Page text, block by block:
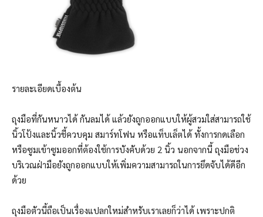
รายละเอียดเบื้องต้น
ถุงมือที่กันหนาวได้ กันลมได้ แล้วยังถูกออกแบบให้ผู้สวมใส่สามารถใช้
นิ้วโป้งและนิ้วชี้ควบคุม สมาร์ทโฟน หรือแท็บเล็ตได้ ทั้งการกดเลือก
หรือซูมเข้าซูมออกที่ต้องใช้การบังคับด้วย 2 นิ้ว นอกจากนี้ ถุงมือช่วง
บริเวณฝ่ามือยังถูกออกแบบให้เพิ่มความสามารถในการยึดจับได้ดีอีก
ด้วย
ถุงมือตัวนี้ถือเป็นเรื่องแปลกใหม่สำหรับเราเลยก็ว่าได้ เพราะปกติ